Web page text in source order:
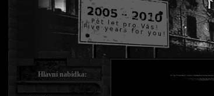
Hlavní nabídka: